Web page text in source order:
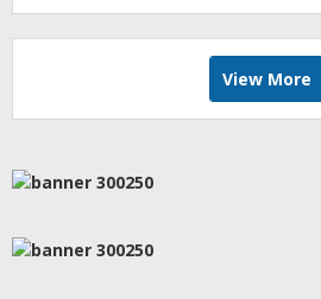
View More